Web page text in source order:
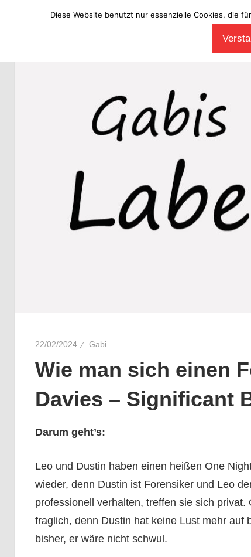
22/02/2024 Gabi
Wie man sich einen
Davies – Significant
Darum geht’s:
Leo und Dustin haben einen heißen One
wieder, denn Dustin ist Forensiker und Leo
professionell verhalten, treffen sie sich
fraglich, denn Dustin hat keine Lust mehr auf
bisher, er wäre nicht schwul.
Diese Website benutzt nur essenzielle Cookies, die